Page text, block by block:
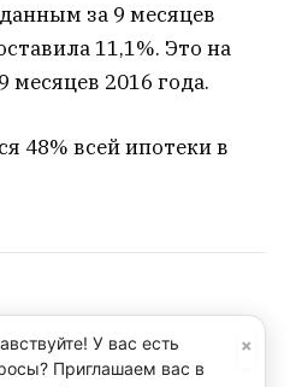
за 9 месяцев
11,1%. Это на
месяцев 2016 года.
48% всей ипотеки в
авторством "Редакция
×
У вас есть
Приглашаем вас в